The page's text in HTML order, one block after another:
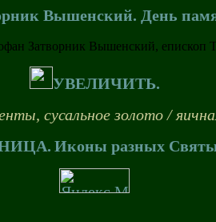
Вышенский. День
УВЕЛИЧИТЬ.
сусальное золото /
Иконы разных